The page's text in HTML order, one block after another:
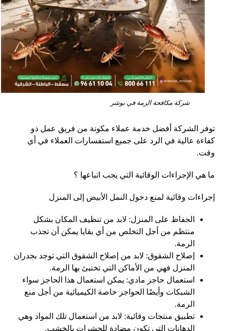
شركة مكافحة الرمة في بوشر
توفر الشركة أفضل خدمة عملاء مكونة من فريق عمل ذو
كفاءة عالية في الرد على جميع استفسارات العملاء في أي
وقت.
ما هي الإجراءات الوقائية التي يجب اتباعها ؟
إجراءات وقائية لمنع دخول النمل الأبيض إلى المنزل
الحفاظ على المنزل: لابد من تنظيف المكان بشكل
منتظم من أجل التخلص من أي بقايا يمكن أن تجذب
الرمة.
إصلاح الشقوق: لابد من إصلاح الشقوق التي توجد بجدران
المنزل فهي من الأماكن التي تختبئ بها الرمة.
استعمال حاجز مادي: يمكن استعمال هذا الحاجز سواء
الشبكات وأيضًا الحواجز خاصة الكيميائية من أجل منع
الرمة.
تطبيق منتجات وقائية: لابد من استعمال تلك المواد وهي
الدهانات التي تكون مضادة للحشرات بالخشب.